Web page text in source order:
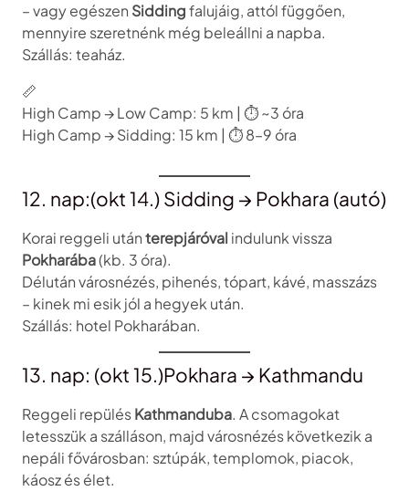
– vagy egészen Siddingfalujáig, attól függően,
mennyire szeretnénk még beleállni a napba.
Szállás: teaház.
📏
High Camp → Low Camp: 5 km | ⏱️ ~3 óra
High Camp → Sidding: 15 km | ⏱️ 8–9 óra
12. nap:(okt 14.) Sidding → Pokhara (autó)
Korai reggeli utánterepjáróval indulunk vissza
Pokharába(kb. 3 óra).
Délután városnézés, pihenés, tópart, kávé, masszázs
– kinek mi esik jól a hegyek után.
Szállás: hotel Pokharában.
13. nap: (okt 15.)Pokhara → Kathmandu
Reggeli repülésKathmanduba. A csomagokat
letesszük a szálláson, majd városnézés következik a
nepáli fővárosban: sztúpák, templomok, piacok,
káosz és élet.